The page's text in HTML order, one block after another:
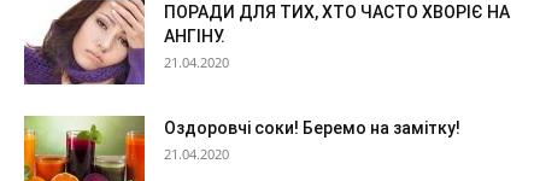
ПОРАДИ ДЛЯ ТИХ, ХТО ЧАСТО ХВОРІЄ НА
АНГІНУ.
21.04.2020
Оздоровчі соки! Беремо на замітку!
21.04.2020